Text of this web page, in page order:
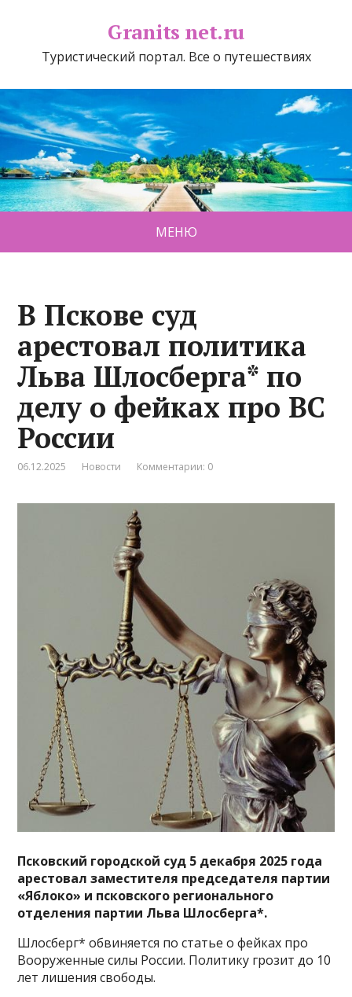
Granits net.ru
Туристический портал. Все о путешествиях
МЕНЮ
В Пскове суд
арестовал политика
Льва Шлосберга* по
делу о фейках про ВС
России
06.12.2025 Новости Комментарии: 0
Псковский городской суд 5 декабря 2025 года
арестовал заместителя председателя партии
«Яблоко» и псковского регионального
отделения партии Льва Шлосберга*.
Шлосберг* обвиняется по статье о фейках про
Вооруженные силы России. Политику грозит до 10
лет лишения свободы.